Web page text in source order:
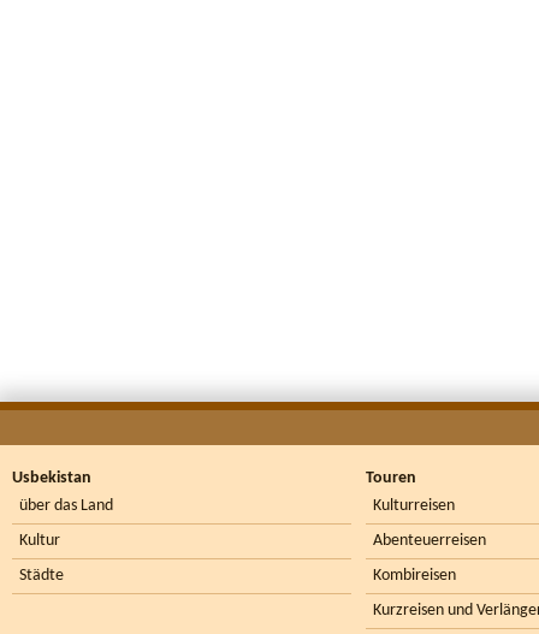
Usbekistan
über das Land
Kultur
Städte
Touren
Kulturreisen
Abenteuerreisen
Kombireisen
Kurzreisen und